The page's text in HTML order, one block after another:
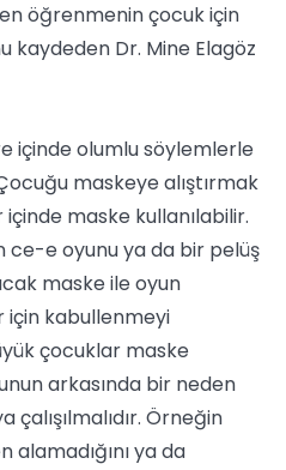
öğrenmenin çocuk için
kaydeden Dr. Mine Elagöz
içinde olumlu söylemlerle
maskeye alıştırmak
maske kullanılabilir.
ce-e oyunu ya da bir pelüş
maske ile oyun
için kabullenmeyi
çocuklar maske
arkasında bir neden
çalışılmalıdır. Örneğin
ya da